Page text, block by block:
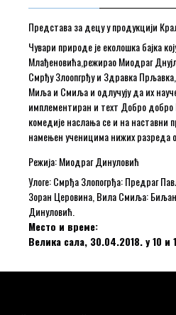
Представа за децу у продукцији
Чувари природе је еколошка бајка
Млађеновића,режирао Миодраг
Смрђу Злоопгрђу и Здравка
Миља и Смиља и одлучују да их
имплементиран и теxт Добро добро
комедије наслања се и на
намењен ученицима нижих разреда
Режија: Миодраг Динуловић
Улоге: Смрђа Злопогрђа: Предраг
Зоран Церовина, Вила Смиља:
Динуловић.
Место и време:
Велика сала, 30.04.2018. у 10 и